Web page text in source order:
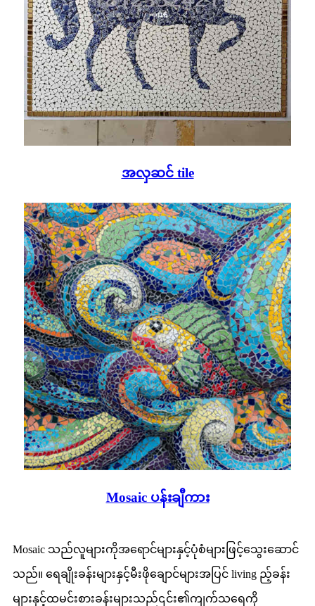
အလှဆင် tile
Mosaic ပန်းချီကား
Mosaic သည်လူများကိုအရောင်များနှင့်ပုံစံများဖြင့်သွေးဆောင်
သည်။ ရေချိုးခန်းများနှင့်မီးဖိုချောင်များအပြင် living ည့်ခန်း
များနှင့်ထမင်းစားခန်းများသည်၎င်း၏ကျက်သရေကို